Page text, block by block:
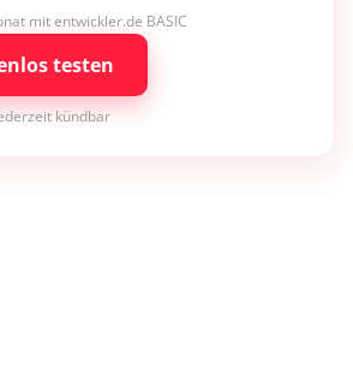
mit entwickler.de BASIC
testen
kündbar